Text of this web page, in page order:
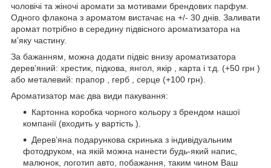
чоловічі та жіночі аромати за мотивами брендових парфум.
Одного флакона з ароматом вистачає на +/- 30 днів. Заливати
аромат потрібно в середину підвісного ароматизатора на
мʼяку частину.
За бажанням, можна додати підвіс внизу ароматизатора
деревʼяний: хрестик, підкова, янгол, якір , карта і т.д. (+50 грн )
або металевий: прапор , герб , серце (+100 грн).
Ароматизатор має два види пакування:
Картонна коробка чорного кольору з брендом нашої
компанії (входить у вартість ).
Деревʼяна подарункова скринька з індивідуальним
фотодруком, на якій можна нанести будь-який напис,
малюнок, логотип авто, побажання, таким чином Ваш